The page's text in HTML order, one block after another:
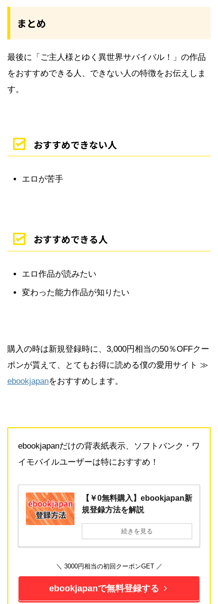
まとめ
最後に「ご主人様とゆく異世界サバイバル！」の作品
をおすすめできる人、できない人の特徴をお伝えしま
す。
おすすめできない人
エロが苦手
おすすめできる人
エロ作品が読みたい
変わった能力作品が知りたい
購入の時は新規登録時に、3,000円相当の50％OFFクー
ポンが貰えて、とてもお得に読める僕の愛用サイト ≫
ebookjapanをおすすめします。
ebookjapanだけの背表紙表示、ソフトバンク・ワ
イモバイルユーザーは特におすすめ！
【￥0無料購入】ebookjapan新
規登録方法を解説
続きを見る
＼ 3000円相当の初回クーポンGET ／
ebookjapanで無料登録する